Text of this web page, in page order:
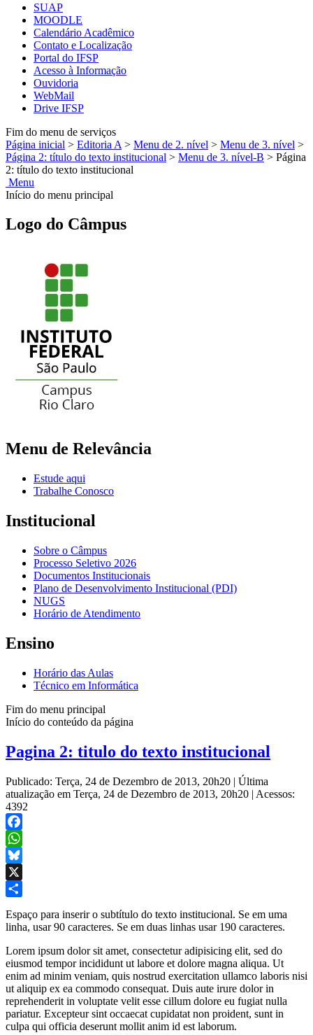
SUAP
MOODLE
Calendário Acadêmico
Contato e Localização
Portal do IFSP
Acesso à Informação
Ouvidoria
WebMail
Drive IFSP
Fim do menu de serviços
Página inicial > Editoria A > Menu de 2. nível > Menu de 3. nível >
Página 2: título do texto institucional > Menu de 3. nível-B > Página
2: título do texto institucional
Menu
Início do menu principal
Logo do Câmpus
Menu de Relevância
Estude aqui
Trabalhe Conosco
Institucional
Sobre o Câmpus
Processo Seletivo 2026
Documentos Institucionais
Plano de Desenvolvimento Institucional (PDI)
NUGS
Horário de Atendimento
Ensino
Horário das Aulas
Técnico em Informática
Fim do menu principal
Início do conteúdo da página
Pagina 2: titulo do texto institucional
Publicado: Terça, 24 de Dezembro de 2013, 20h20 | Última
atualização em Terça, 24 de Dezembro de 2013, 20h20 | Acessos:
4392
Facebook
WhatsApp
Bluesky
X
Espaço para inserir o subtítulo do texto institucional. Se em uma
linha, usar 90 caracteres. Se em duas linhas usar 190 caracteres.
Lorem ipsum dolor sit amet, consectetur adipisicing elit, sed do
eiusmod tempor incididunt ut labore et dolore magna aliqua. Ut
enim ad minim veniam, quis nostrud exercitation ullamco laboris nisi
ut aliquip ex ea commodo consequat. Duis aute irure dolor in
reprehenderit in voluptate velit esse cillum dolore eu fugiat nulla
pariatur. Excepteur sint occaecat cupidatat non proident, sunt in
culpa qui officia deserunt mollit anim id est laborum.